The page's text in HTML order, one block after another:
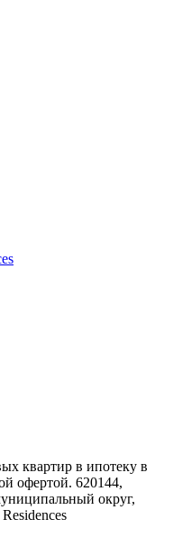
квартир в ипотеку в
офертой. 620144,
округ,